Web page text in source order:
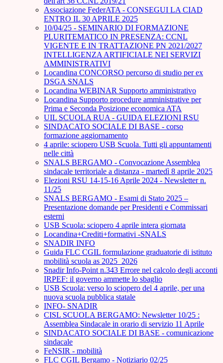
Associazione FederATA - CONSEGUI LA CIAD
ENTRO IL 30 APRILE 2025
10/04/25 - SEMINARIO DI FORMAZIONE
PLURITEMATICO IN PRESENZA: CCNL
VIGENTE E IN TRATTAZIONE PN 2021/2027
INTELLIGENZA ARTIFICIALE NEI SERVIZI
AMMINISTRATIVI
Locandina CONCORSO percorso di studio per ex
DSGA SNALS
Locandina WEBINAR Supporto amministrativo
Locandina Supporto procedure amministrative per
Prima e Seconda Posizione economica ATA
UIL SCUOLA RUA - GUIDA ELEZIONI RSU
SINDACATO SOCIALE DI BASE - corso
formazione aggiornamento
4 aprile: sciopero USB Scuola. Tutti gli appuntamenti
nelle città
SNALS BERGAMO - Convocazione Assemblea
sindacale territoriale a distanza - martedì 8 aprile 2025
Elezioni RSU 14-15-16 Aprile 2024 - Newsletter n.
11/25
SNALS BERGAMO - Esami di Stato 2025 –
Presentazione domande per Presidenti e Commissari
esterni
USB Scuola: sciopero 4 aprile intera giornata
Locandina+Crediti+formativi -SNALS
SNADIR INFO
Guida FLC CGIL formulazione graduatorie di istituto
mobilità scuola as 2025_2026
Snadir Info-Point n.343 Errore nel calcolo degli acconti
IRPEF: il governo ammette lo sbaglio
USB Scuola: verso lo sciopero del 4 aprile, per una
nuova scuola pubblica statale
INFO- SNADIR
CISL SCUOLA BERGAMO: Newsletter 10/25 :
Assemblea Sindacale in orario di servizio 11 Aprile
SINDACATO SOCIALE DI BASE - comunicazione
sindacale
FeNSIR - mobilità
FLC CGIL Bergamo - Notiziario 02/25